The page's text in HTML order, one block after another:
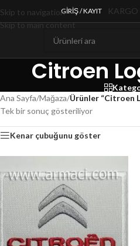
Skip to navigation
Skip to main content
GIRIŞ / KAYIT
Citroen
Ana Sayfa/Mağaza/Ürünler “Citroen
Tek bir sonuç gösteriliyor
Kenar çubuğunu göster